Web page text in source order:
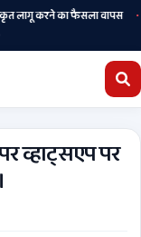
लागू करने का फैसला वापस
व्हाट्सएप पर